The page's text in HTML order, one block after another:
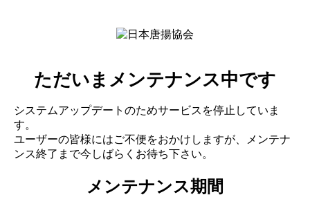
ただいまメンテナンス中です
システムアップデートのためサービスを停止していま
す。
ユーザーの皆様にはご不便をおかけしますが、メンテナ
ンス終了まで今しばらくお待ち下さい。
メンテナンス期間